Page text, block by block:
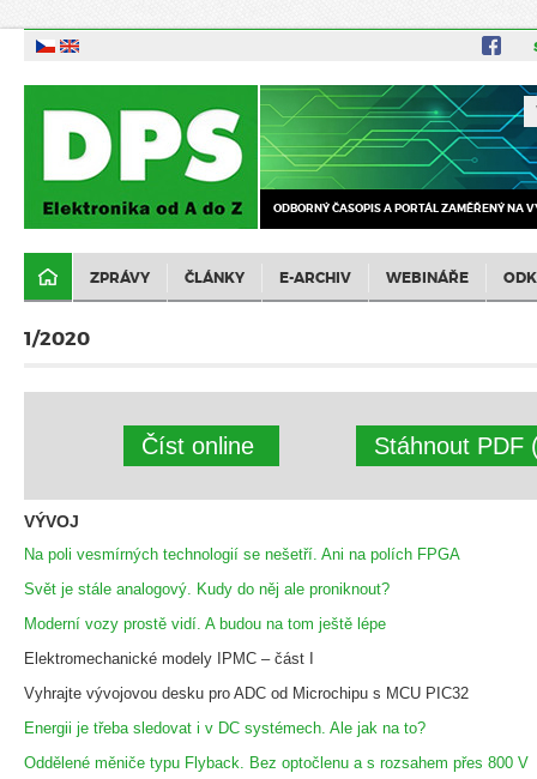
ODBORNÝ ČASOPIS A PORTÁL ZAMĚŘENÝ NA
ZPRÁVY ČLÁNKY E-ARCHIV WEBINÁŘE
1/2020
Číst online Stáhnout PDF
VÝVOJ
Na poli vesmírných technologií se nešetří. Ani na polích FPGA
Svět je stále analogový. Kudy do něj ale proniknout?
Moderní vozy prostě vidí. A budou na tom ještě lépe
Elektromechanické modely IPMC – část I
Vyhrajte vývojovou desku pro ADC od Microchipu s MCU PIC32
Energii je třeba sledovat i v DC systémech. Ale jak na to?
Oddělené měniče typu Flyback. Bez optočlenu a s rozsahem přes 800 V